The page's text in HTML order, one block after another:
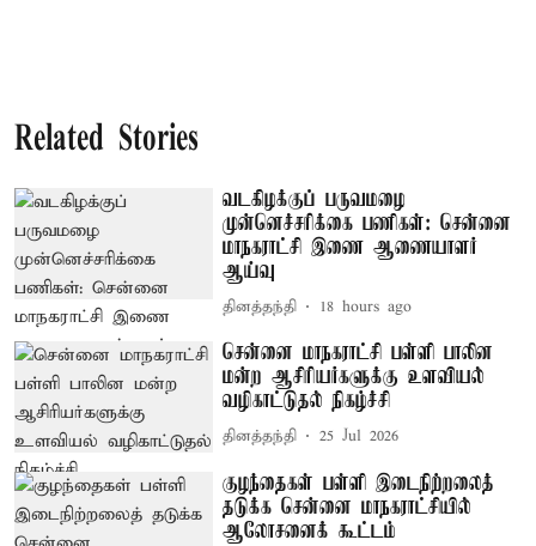
Related Stories
வடகிழக்குப் பருவமழை
முன்னெச்சரிக்கை பணிகள்: சென்னை
மாநகராட்சி இணை ஆணையாளர்
ஆய்வு
தினத்தந்தி 18 hours ago
சென்னை மாநகராட்சி பள்ளி பாலின
மன்ற ஆசிரியர்களுக்கு உளவியல்
வழிகாட்டுதல் நிகழ்ச்சி
தினத்தந்தி 25 Jul 2026
குழந்தைகள் பள்ளி இடைநிற்றலைத்
தடுக்க சென்னை மாநகராட்சியில்
ஆலோசனைக் கூட்டம்